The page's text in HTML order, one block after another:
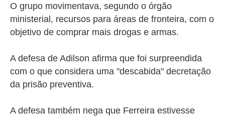
O grupo movimentava, segundo o órgão
ministerial, recursos para áreas de fronteira, com o
objetivo de comprar mais drogas e armas.
A defesa de Adilson afirma que foi surpreendida
com o que considera uma "descabida" decretação
da prisão preventiva.
A defesa também nega que Ferreira estivesse